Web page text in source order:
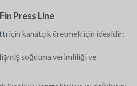
Press Line
için kanatçık üretmek için idealdir:
soğutma verimliliği ve